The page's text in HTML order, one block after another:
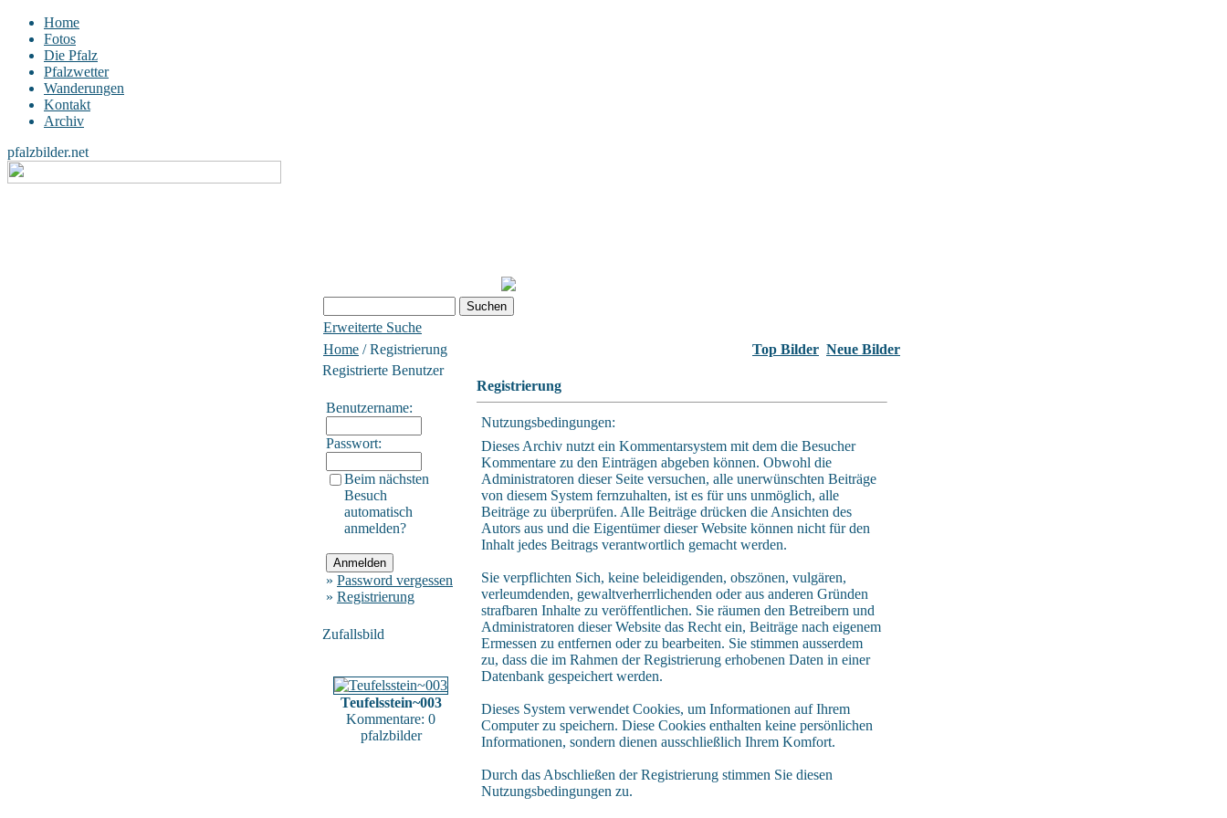
Home
Fotos
Die Pfalz
Pfalzwetter
Wanderungen
Kontakt
Archiv
pfalzbilder.net
Erweiterte Suche
Home / Registrierung Top Bilder Neue Bilder
Registrierte Benutzer
Benutzername:
Passwort:
Beim nächsten
Besuch
automatisch
anmelden?
» Password vergessen
» Registrierung
Zufallsbild
Teufelsstein~003
Kommentare: 0
pfalzbilder
Registrierung
Nutzungsbedingungen:
Dieses Archiv nutzt ein Kommentarsystem mit dem die Besucher
Kommentare zu den Einträgen abgeben können. Obwohl die
Administratoren dieser Seite versuchen, alle unerwünschten Beiträge
von diesem System fernzuhalten, ist es für uns unmöglich, alle
Beiträge zu überprüfen. Alle Beiträge drücken die Ansichten des
Autors aus und die Eigentümer dieser Website können nicht für den
Inhalt jedes Beitrags verantwortlich gemacht werden.
Sie verpflichten Sich, keine beleidigenden, obszönen, vulgären,
verleumdenden, gewaltverherrlichenden oder aus anderen Gründen
strafbaren Inhalte zu veröffentlichen. Sie räumen den Betreibern und
Administratoren dieser Website das Recht ein, Beiträge nach eigenem
Ermessen zu entfernen oder zu bearbeiten. Sie stimmen ausserdem
zu, dass die im Rahmen der Registrierung erhobenen Daten in einer
Datenbank gespeichert werden.
Dieses System verwendet Cookies, um Informationen auf Ihrem
Computer zu speichern. Diese Cookies enthalten keine persönlichen
Informationen, sondern dienen ausschließlich Ihrem Komfort.
Durch das Abschließen der Registrierung stimmen Sie diesen
Nutzungsbedingungen zu.